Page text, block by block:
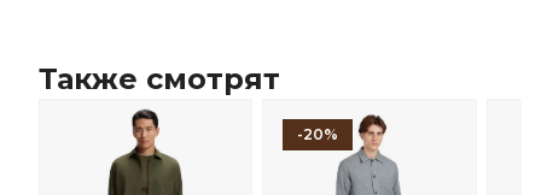
Также смотрят
-20%